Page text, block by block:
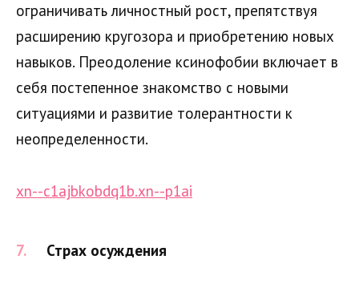
ограничивать личностный рост, препятствуя
расширению кругозора и приобретению новых
навыков. Преодоление ксинофобии включает в
себя постепенное знакомство с новыми
ситуациями и развитие толерантности к
неопределенности.
xn--c1ajbkobdq1b.xn--p1ai
Страх осуждения